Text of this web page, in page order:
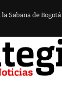
Sabana de